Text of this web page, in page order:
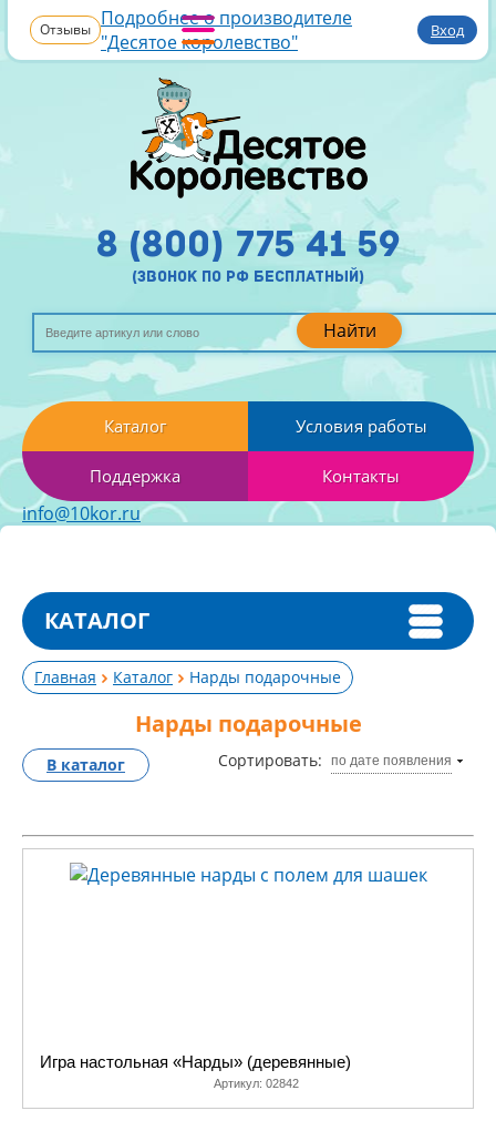
Отзывы Подробнее о производителе
"Десятое королевство"
Вход
Найти
8 (800) 775 41 59
(звонок по рф бесплатный)
Каталог Условия работы
Поддержка Контакты
info@10kor.ru
КАТАЛОГ
Главная Каталог Нарды подарочные
Нарды подарочные
Сортировать: по дате появления
В каталог
Игра настольная «Нарды» (деревянные)
Артикул: 02842